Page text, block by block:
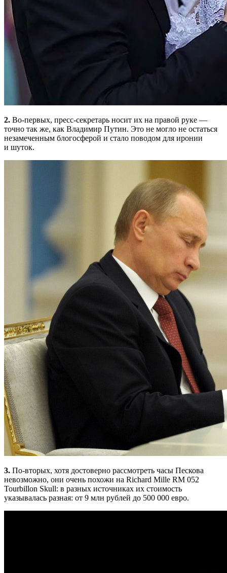
2. Во-первых, пресс-секретарь носит их на правой руке —
точно так же, как Владимир Путин. Это не могло не остаться
незамеченным блогосферой и стало поводом для иронии
и шуток.
3. По-вторых, хотя достоверно рассмотреть часы Пескова
невозможно, они очень похожи на Richard Mille RM 052
Tourbillon Skull: в разных источниках их стоимость
указывалась разная: от 9 млн рублей до 500 000 евро.